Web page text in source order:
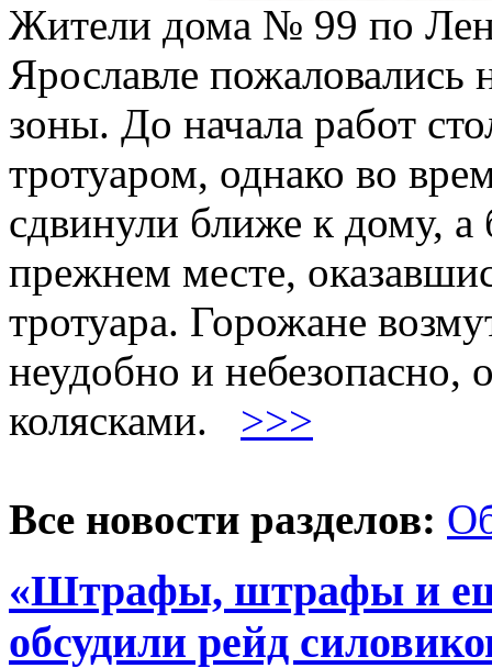
Жители дома № 99 по
Ярославле
зоны. До начала работ
тротуаром, однако во
сдвинули ближе к дому,
прежнем месте,
тротуара. Горожане
неудобно и небезопасно,
колясками. >>>
Все новости разделов:
«Штрафы, штрафы и
обсудили рейд